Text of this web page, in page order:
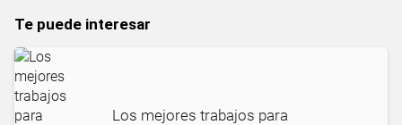
Te puede interesar
Los mejores trabajos para